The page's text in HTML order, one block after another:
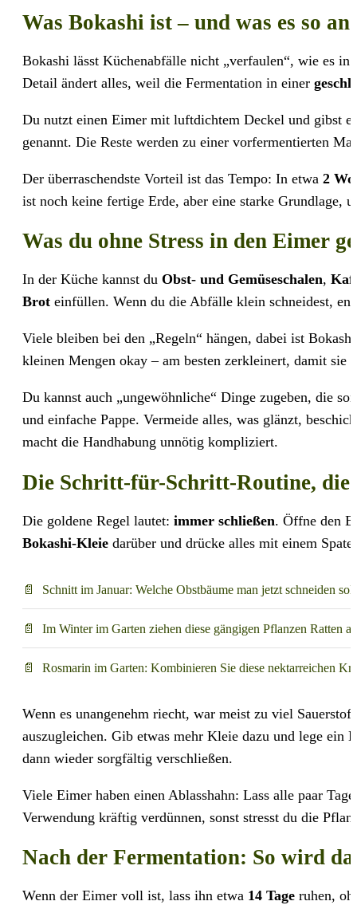
Was Bokashi ist – und was es so
Bokashi lässt Küchenabfälle nicht „verfaulen“, wie es
Detail ändert alles, weil die Fermentation in einer
Du nutzt einen Eimer mit luftdichtem Deckel und gibst
genannt. Die Reste werden zu einer vorfermentierten
Der überraschendste Vorteil ist das Tempo: In etwa 2
ist noch keine fertige Erde, aber eine starke Grundlage,
Was du ohne Stress in den Eimer
In der Küche kannst du Obst- und Gemüseschalen,
Brot einfüllen. Wenn du die Abfälle klein schneidest,
Viele bleiben bei den „Regeln“ hängen, dabei ist
kleinen Mengen okay – am besten zerkleinert, damit sie
Du kannst auch „ungewöhnliche“ Dinge zugeben, die
und einfache Pappe. Vermeide alles, was glänzt,
macht die Handhabung unnötig kompliziert.
Die Schritt-für-Schritt-Routine,
Die goldene Regel lautet: immer schließen. Öffne den
Bokashi-Kleie darüber und drücke alles mit einem
Schnitt im Januar: Welche Obstbäume man jetzt schneiden
Im Winter im Garten ziehen diese gängigen Pflanzen Ratten
Rosmarin im Garten: Kombinieren Sie diese nektarreichen
Wenn es unangenehm riecht, war meist zu viel
auszugleichen. Gib etwas mehr Kleie dazu und lege ein
dann wieder sorgfältig verschließen.
Viele Eimer haben einen Ablasshahn: Lass alle paar
Verwendung kräftig verdünnen, sonst stresst du die
Nach der Fermentation: So wird
Wenn der Eimer voll ist, lass ihn etwa 14 Tage ruhen,